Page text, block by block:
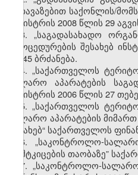
შეთავაზებით საქონლის/
მინისტრის 2008 წლის 29
3.„საგადასახადო
პროცედურების შესახებ
№145 ბრძანება.
4. „საქართველოს
სალარო აპარატების
მინისტრის 2006 წლის 27
5. „საქართველოს
სალარო აპარატების
შესახებ“ საქართველოს
6. „საკონტროლო-
დამტკიცების თაობაზე”
7.„საკონტროლო-სალარო